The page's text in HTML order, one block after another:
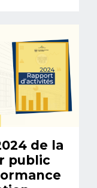
de la
public